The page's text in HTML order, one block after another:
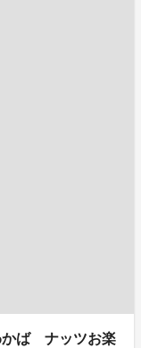
かば ナッツお楽